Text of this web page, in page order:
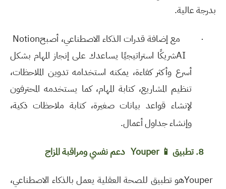
بدرجة عالية.
· مع إضافة قدرات الذكاء الاصطناعي، أصبحNotion
AIشريكًا استراتيجيًا يساعدك على إنجاز المهام بشكل
أسرع وأكثر كفاءة، يمكنه استخدامه تدوين الملاحظات،
تنظيم المشاريع، كتابة المهام، كما يستخدمه المحترفون
لإنشاء قواعد بيانات صغيرة، كتابة ملاحظات ذكية،
وإنشاء جداول أعمال.
8. تطبيق 📱
Youper دعم نفسي ومراقبة المزاج
Youperهو تطبيق للصحة العقلية يعمل بالذكاء الاصطناعي،